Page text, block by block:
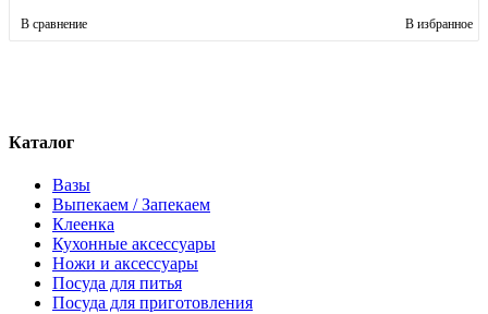
В сравнение В избранное
Каталог
Вазы
Выпекаем / Запекаем
Клеенка
Кухонные аксессуары
Ножи и аксессуары
Посуда для питья
Посуда для приготовления